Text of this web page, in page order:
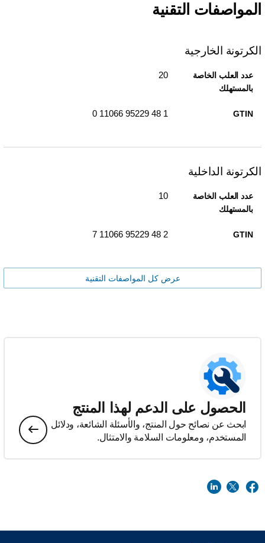
المواصفات التقنية
الكرتونة الخارجية
عدد العلب الخاصة
بالمستهلك
20
GTIN
1 48 95229 11066 0
الكرتونة الداخلية
عدد العلب الخاصة
بالمستهلك
10
GTIN
2 48 95229 11066 7
عرض كل المواصفات التقنية
الحصول على الدعم لهذا المنتج
ابحث عن نصائح حول المنتج، والأسئلة الشائعة، ودلائل
المستخدم، ومعلومات السلامة والامتثال.